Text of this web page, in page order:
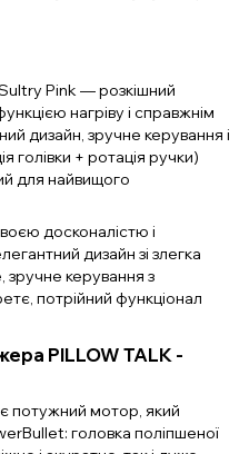
Pink — розкішний
нагріву і справжнім
дизайн, зручне керування і
голівки + ротація ручки)
для найвищого
досконалістю і
дизайн зі злегка
керування з
потрійний функціонал
PILLOW TALK -
потужний мотор, який
головка поліпшеної